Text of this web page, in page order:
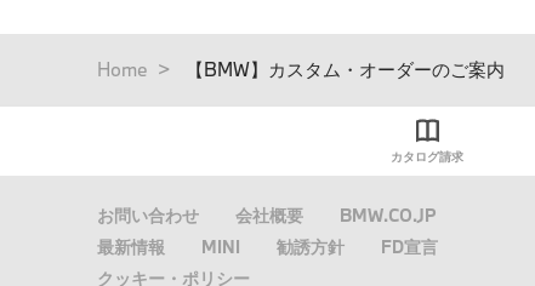
パ
く
Home 【BMW】カスタム・オーダーのご案内
カタログ請求
お問い合わせ 会社概要
BMW.CO.JP
最新情報
MINI 勧誘方針
FD宣言
クッキー・ポリシー